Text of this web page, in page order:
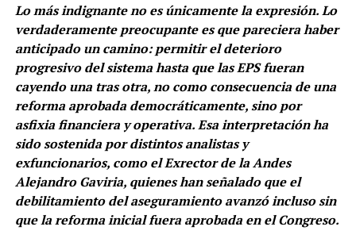
Lo más indignante no es únicamente la expresión. Lo
verdaderamente preocupante es que pareciera haber
anticipado un camino: permitir el deterioro
progresivo del sistema hasta que las EPS fueran
cayendo una tras otra, no como consecuencia de una
reforma aprobada democráticamente, sino por
asfixia financiera y operativa. Esa interpretación ha
sido sostenida por distintos analistas y
exfuncionarios, como el Exrector de la Andes
Alejandro Gaviria, quienes han señalado que el
debilitamiento del aseguramiento avanzó incluso sin
que la reforma inicial fuera aprobada en el Congreso.